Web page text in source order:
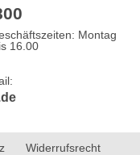
Montag
16.00
Widerrufsrecht